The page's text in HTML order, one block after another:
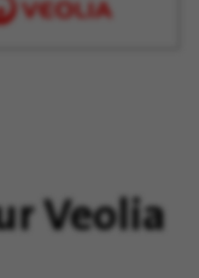
Veolia